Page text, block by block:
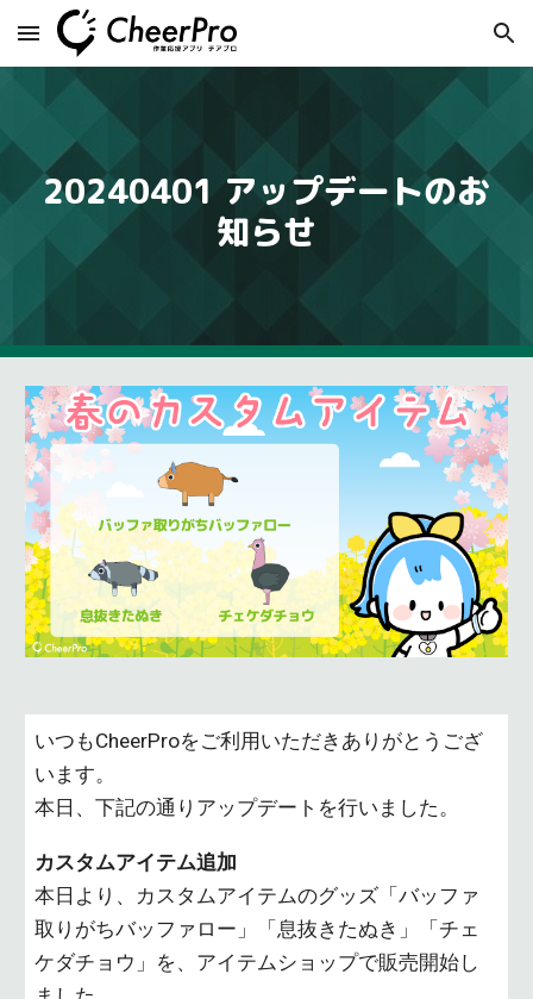
Skip to main content Skip to navigation
20240401 アップデートのお
知らせ
いつもCheerProをご利用いただきありがとうござ
います。
本日、下記の通りアップデートを行いました。
カスタムアイテム追加
本日より、カスタムアイテムのグッズ「バッファ
取りがちバッファロー」「息抜きたぬき」「チェ
ケダチョウ」を、アイテムショップで販売開始し